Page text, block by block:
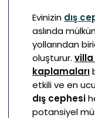
Evinizin dış
aslında
yollarından
oluşturur. villa
kaplamaları
etkili ve en
dış cephesi
potansiyel